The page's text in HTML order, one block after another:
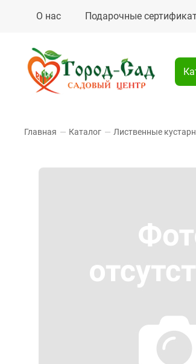
О нас Подарочные
Главная — Каталог — Лиственные